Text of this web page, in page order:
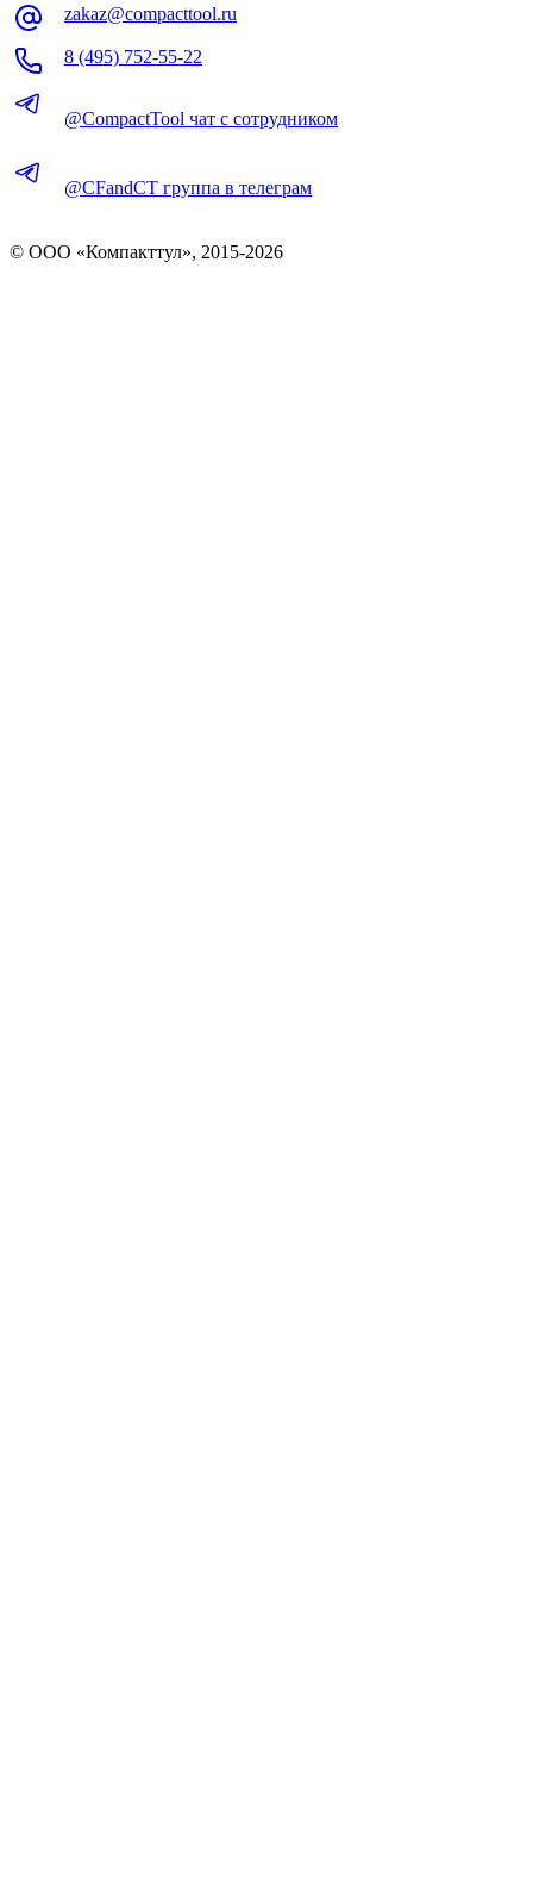
zakaz@compacttool.ru
8 (495) 752-55-22
@CompactTool чат с сотрудником
@CFandCT группа в телеграм
© OOO «Компакттул», 2015-2026